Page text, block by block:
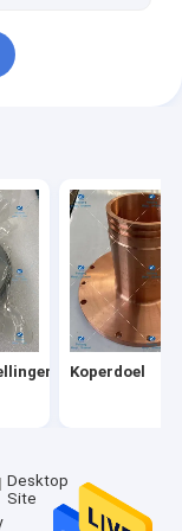
Koperdoel
Desktop
Site